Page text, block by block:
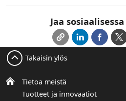
Jaa
Tietoa meistä
Tuotteet ja innovaatiot
Takaisin ylös